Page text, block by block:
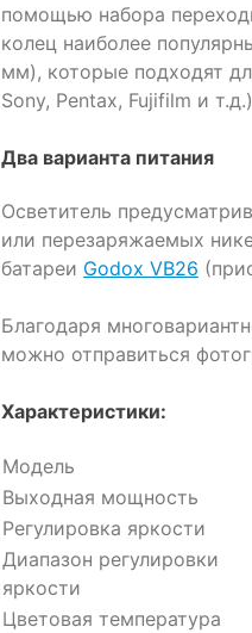
помощью набора
колец наиболее
мм), которые подходят
Sony, Pentax, Fujifilm и
Два варианта питания
Осветитель
или перезаряжаемых
батареи Godox VB26
Благодаря
можно отправиться
Характеристики:
Модель
Выходная мощность
Регулировка яркости
Диапазон регулировки
яркости
Цветовая температура